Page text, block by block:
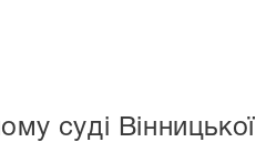
суді Вінницької